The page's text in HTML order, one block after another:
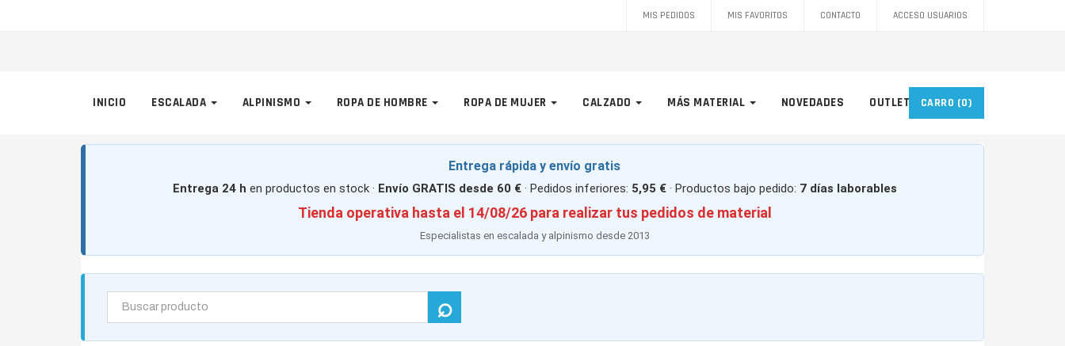
MIS PEDIDOS MIS FAVORITOS CONTACTO ACCESO USUARIOS
INICIO ESCALADA ALPINISMO ROPA DE HOMBRE ROPA DE MUJER CALZADO MÁS MATERIAL NOVEDADES OUTLET CARRO (0)
Entrega rápida y envío gratis
Entrega 24 h en productos en stock · Envío GRATIS desde 60 €· Pedidos inferiores: 5,95 €· Productos bajo pedido: 7 días laborables
Tienda operativa hasta el 14/08/26 para realizar tus pedidos de material
Especialistas en escalada y alpinismo desde 2013